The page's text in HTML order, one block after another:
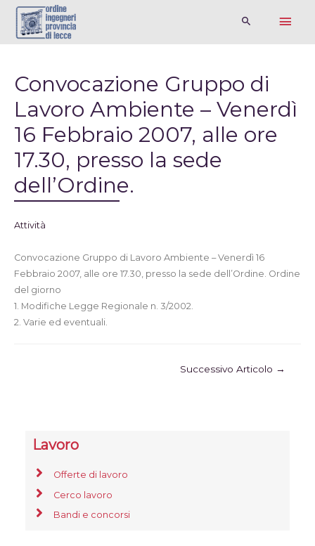
Convocazione Gruppo di
Lavoro Ambiente – Venerdì
16 Febbraio 2007, alle ore
17.30, presso la sede
dell’Ordine.
Attività
Convocazione Gruppo di Lavoro Ambiente – Venerdì 16
Febbraio 2007, alle ore 17.30, presso la sede dell’Ordine. Ordine
del giorno
1. Modifiche Legge Regionale n. 3/2002.
2. Varie ed eventuali.
Successivo Articolo →
Lavoro
Offerte di lavoro
Cerco lavoro
Bandi e concorsi